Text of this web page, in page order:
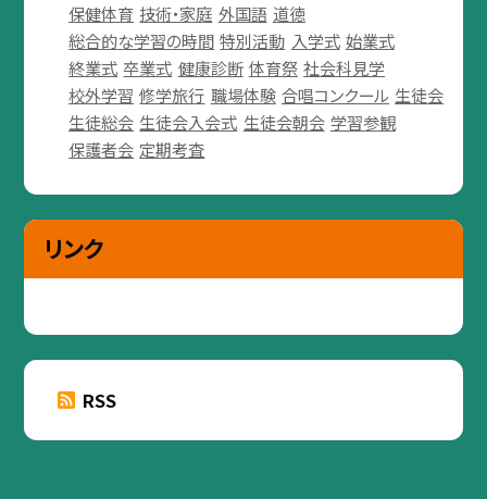
保健体育 技術・家庭 外国語 道徳
総合的な学習の時間 特別活動 入学式 始業式
終業式 卒業式 健康診断 体育祭 社会科見学
校外学習 修学旅行 職場体験 合唱コンクール 生徒会
生徒総会 生徒会入会式 生徒会朝会 学習参観
保護者会 定期考査
リンク
RSS